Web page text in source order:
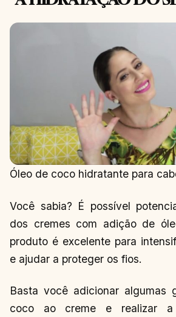
Óleo de coco hidratante para
Você sabia? É possível
dos cremes com adição de
produto é excelente para
e ajudar a proteger os fios.
Basta você adicionar algumas
coco ao creme e realizar a